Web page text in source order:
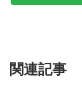
関連記事